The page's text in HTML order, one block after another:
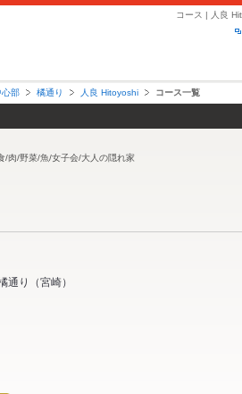
コース | 人良
心部 橘通り 人良 Hitoyoshi コース一覧
/肉/野菜/魚/女子会/大人の隠れ家
通り （宮崎）